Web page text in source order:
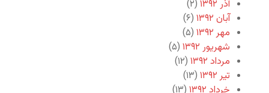
آذر ۱۳۹۲
(۲)
آبان ۱۳۹۲
(۶)
مهر ۱۳۹۲
(۵)
شهریور ۱۳۹۲
(۵)
مرداد ۱۳۹۲
(۱۲)
تیر ۱۳۹۲
(۱۳)